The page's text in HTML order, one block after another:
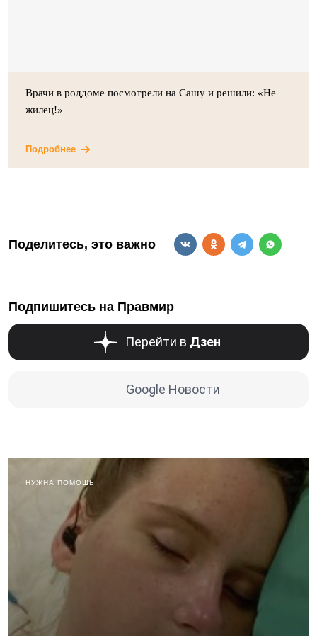
Врачи в роддоме посмотрели на Сашу и решили: «Не
жилец!»
Подробнее
Поделитесь, это важно
Подпишитесь на Правмир
Перейти в Дзен
Google Новости
НУЖНА ПОМОЩЬ